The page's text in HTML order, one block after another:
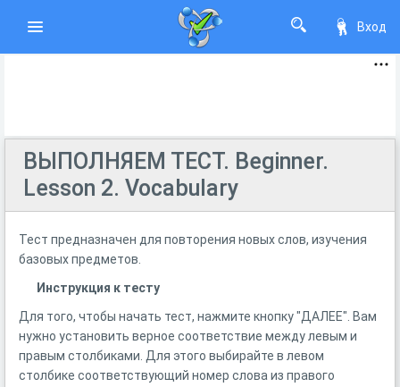
Вход
ВЫПОЛНЯЕМ ТЕСТ. Beginner.
Lesson 2. Vocabulary
Тест предназначен для повторения новых слов, изучения
базовых предметов.
Инструкция к тесту
Для того, чтобы начать тест, нажмите кнопку "ДАЛЕЕ". Вам
нужно установить верное соответствие между левым и
правым столбиками. Для этого выбирайте в левом
столбике соответствующий номер слова из правого